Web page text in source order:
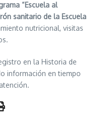
“Escuela al
sanitario de la Escuela
nutricional, visitas
en la Historia de
información en tiempo